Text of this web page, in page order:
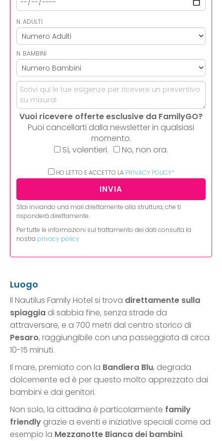
N. ADULTI
N. BAMBINI
Vuoi ricevere offerte esclusive da FamilyGO?
Puoi cancellarti dalla newsletter in qualsiasi
momento.
Sì, volentieri.
No, non ora.
HO LETTO E ACCETTO LA PRIVACY POLICY*
Stai inviando una mail direttamente alla struttura, che ti
risponderà direttamente.
Per tutte le informazioni sul trattamento dei dati consulta la
nostra privacy policy
Luogo
Il Nautilus Family Hotel si trova direttamente sulla
spiaggia di sabbia fine, senza strade da
attraversare, e a 700 metri dal centro storico di
Pesaro, raggiungibile con una passeggiata di circa
10-15 minuti.
Il mare, premiato con la Bandiera Blu, degrada
dolcemente ed è per questo molto apprezzato dai
bambini e dai genitori.
Non solo, la cittadina è particolarmente family
friendly grazie a eventi e iniziative speciali come ad
esempio la Mezzanotte Bianca dei bambini.